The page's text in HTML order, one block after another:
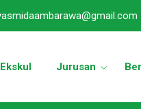
Ekskul Jurusan